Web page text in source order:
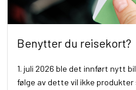
Benytter du reisekort?
1. juli 2026 ble det innført nytt
følge av dette vil ikke produkter